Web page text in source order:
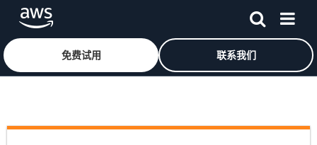
免费试用 联系我们